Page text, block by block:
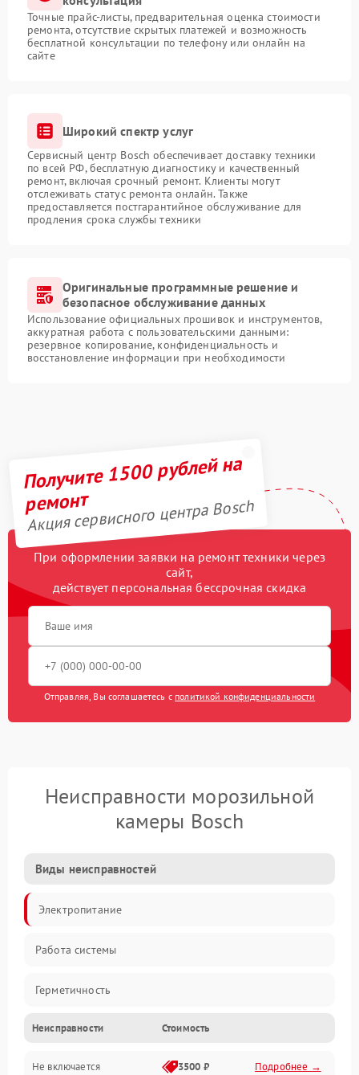
Точные прайс-листы, предварительная оценка стоимости
ремонта, отсутствие скрытых платежей и возможность
бесплатной консультации по телефону или онлайн на
сайте
Широкий спектр услуг
Сервисный центр Bosch обеспечивает доставку техники
по всей РФ, бесплатную диагностику и качественный
ремонт, включая срочный ремонт. Клиенты могут
отслеживать статус ремонта онлайн. Также
предоставляется постгарантийное обслуживание для
продления срока службы техники
Оригинальные программные решение и
безопасное обслуживание данных
Использование официальных прошивок и инструментов,
аккуратная работа с пользовательскими данными:
резервное копирование, конфиденциальность и
восстановление информации при необходимости
Получите 1500 рублей на
ремонт
Акция сервисного центра Bosch
При оформлении заявки на ремонт техники через
сайт,
действует персональная бессрочная скидка
Отправляя, Вы соглашаетесь с политикой конфиденциальности
Неисправности морозильной
камеры Bosch
Виды неисправностей
Электропитание
Работа системы
Герметичность
Механика
Неисправности Стоимость
Не включается 3500 ₽ Подробнее →